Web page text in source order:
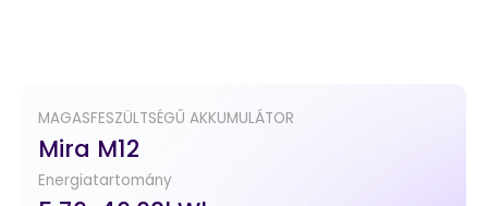
MAGASFESZÜLTSÉGŰ AKKUMULÁTOR
Mira M12
Energiatartomány